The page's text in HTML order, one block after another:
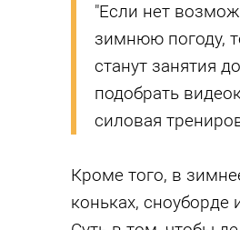
"Если нет
зимнюю погоду,
станут занятия
подобрать
силовая
Кроме того, в
коньках, сноуборде